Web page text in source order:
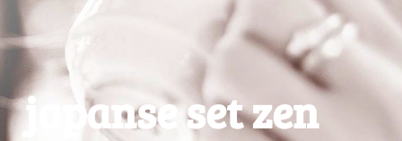
japanse set zen